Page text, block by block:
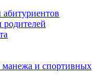
родителей
манежа и спортивных